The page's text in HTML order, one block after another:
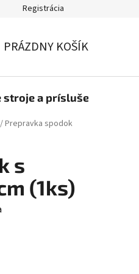
Registrácia
PRÁZDNY KOŠÍK
stroje a príslušenstvo
/Prepravka spodok
s
(1ks)